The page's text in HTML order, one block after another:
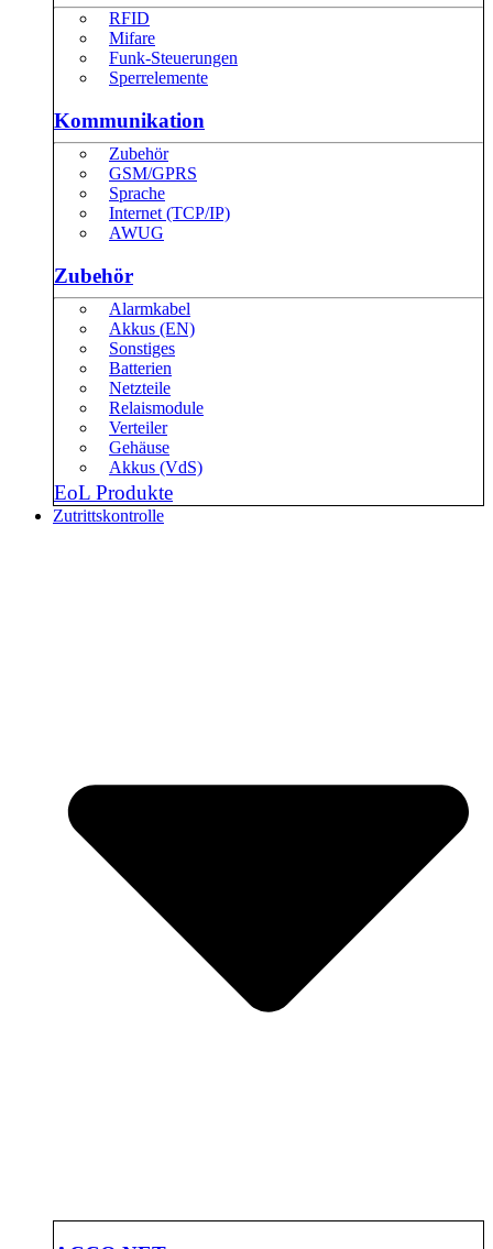
RFID
Mifare
Funk-Steuerungen
Sperrelemente
Kommunikation
Zubehör
GSM/GPRS
Sprache
Internet (TCP/IP)
AWUG
Zubehör
Alarmkabel
Akkus (EN)
Sonstiges
Batterien
Netzteile
Relaismodule
Verteiler
Gehäuse
Akkus (VdS)
EoL Produkte
Zutrittskontrolle